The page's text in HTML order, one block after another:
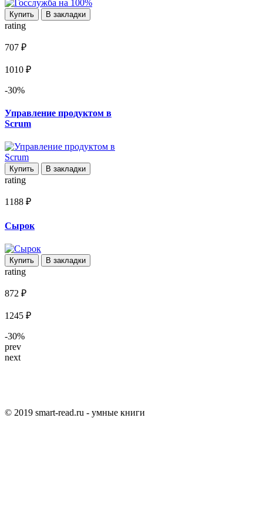
Купить В закладки
rating
707 ₽
1010 ₽
-30%
Управление продуктом в
Scrum
Купить В закладки
rating
1188 ₽
Сырок
Купить В закладки
rating
872 ₽
1245 ₽
-30%
prev
next
© 2019 smart-read.ru - умные книги